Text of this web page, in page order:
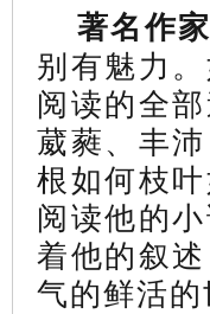
著名作
别有魅力
阅读的全
葳蕤、丰
根如何枝
阅读他的
着他的叙
气的鲜活的